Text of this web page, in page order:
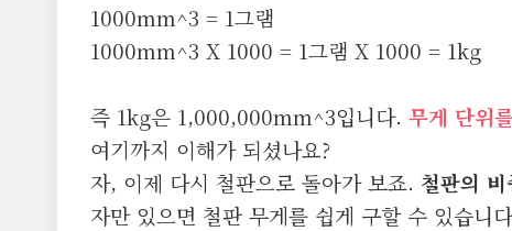
1000mm^3 = 1그램
1000mm^3 X 1000 = 1그램 X 1000 = 1kg
즉 1kg은 1,000,000mm^3입니다. 무게 단위
여기까지 이해가 되셨나요?
자, 이제 다시 철판으로 돌아가 보죠. 철판의
자만 있으면 철판 무게를 쉽게 구할 수 있습니